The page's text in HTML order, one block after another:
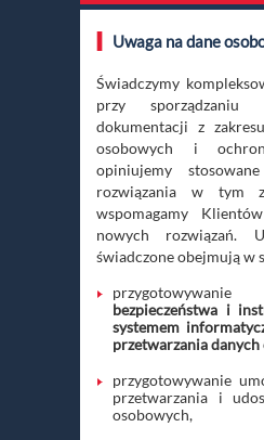
Uwaga na dane
Świadczymy
przy sporządzaniu
dokumentacji z
osobowych i
opiniujemy
rozwiązania w tym
wspomagamy
nowych rozwiązań.
świadczone obejmują w
bezpieczeństwa i
systemem
przetwarzania
przygotowywanie
przetwarzania i
osobowych,